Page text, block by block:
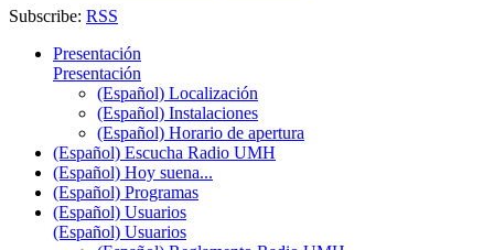
Subscribe: RSS
Presentación
Presentación
(Español) Localización
(Español) Instalaciones
(Español) Horario de apertura
(Español) Escucha Radio UMH
(Español) Hoy suena...
(Español) Programas
(Español) Usuarios
(Español) Usuarios